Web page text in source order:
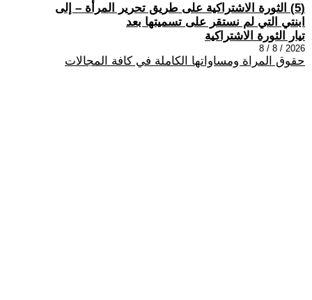
(5) الثورة الاشتراكية على طريق تحرير المرأة – إلى
ابنتي التي لم نستقر على تسميتها بعد
تيار الثورة الاشتراكية
2026 / 8 / 8
حقوق المراة ومساواتها الكاملة في كافة المجالات